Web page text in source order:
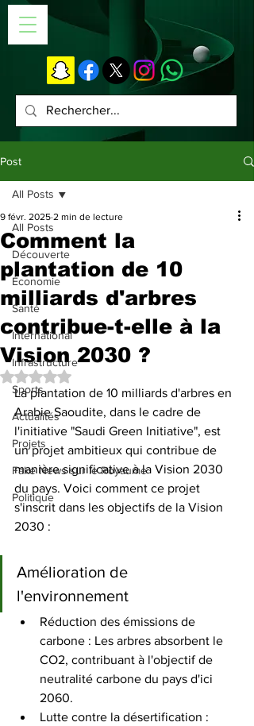
Post
All Posts
Découverte
Économie
Santé
International
Infrastructure
Sports
Actualités
Projets
Fake News sur le Royaume
Politique
All Posts
Comment la
plantation de 10
milliards d'arbres
contribue-t-elle à la
Vision 2030 ?
9 févr. 2025 2 min de lecture
Noté NaN étoiles sur 5.
La plantation de 10 milliards d'arbres en
Arabie Saoudite, dans le cadre de
l'initiative "Saudi Green Initiative", est
un projet ambitieux qui contribue de
manière significative à la Vision 2030
du pays. Voici comment ce projet
s'inscrit dans les objectifs de la Vision
2030 :
Amélioration de
l'environnement
Réduction des émissions de
carbone : Les arbres absorbent le
CO2, contribuant à l'objectif de
neutralité carbone du pays d'ici
2060.
Lutte contre la désertification :